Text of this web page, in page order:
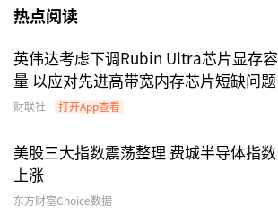
热点阅读
英伟达考虑下调Rubin Ultra芯片显存容
量 以应对先进高带宽内存芯片短缺问题
财联社 打开App查看
美股三大指数震荡整理 费城半导体指数
上涨
东方财富Choice数据